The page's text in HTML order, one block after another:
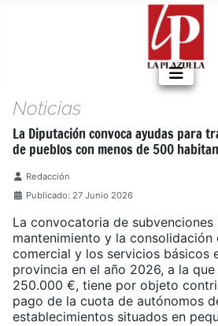
Noticias
La Diputación convoca ayudas para
de pueblos con menos de 500
Detalles
Redacción
Publicado: 27 Junio 2026
La convocatoria de subvenciones
mantenimiento y la consolidación
comercial y los servicios básicos
provincia en el año 2026, a la
250.000 €, tiene por objeto
pago de la cuota de autónomos
establecimientos situados en